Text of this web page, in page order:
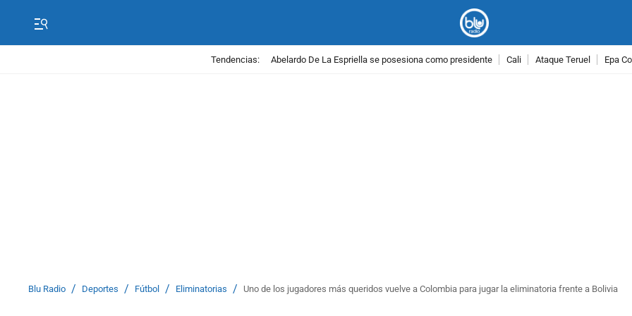
Tendencias: Abelardo De La Espriella se posesiona como presidente Cali Ataque Teruel Epa
Blu Radio / Deportes / Fútbol / Eliminatorias / Uno de los jugadores más queridos vuelve a Colombia para jugar la eliminatoria frente a Bolivia